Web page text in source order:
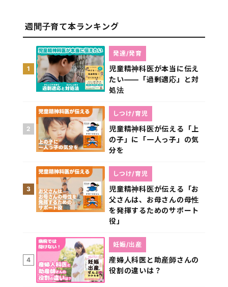
週間子育て本ランキング
1
児童精神科医が本当に伝え
たい――「過剰適応」と対
処法
発達/発育
2
児童精神科医が伝える「上
の子」に「一人っ子」の気
分を
しつけ/育児
3
児童精神科医が伝える「お
父さんは、お母さんの母性
を発揮するためのサポート
役」
しつけ/育児
4
産婦人科医と助産師さんの
役割の違いは？
妊娠/出産